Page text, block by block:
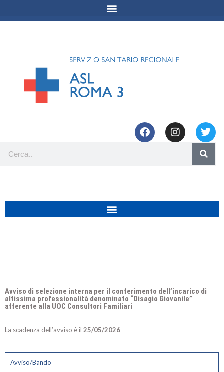
Avviso di selezione interna per il conferimento dell’incarico di
altissima professionalità denominato “Disagio Giovanile”
afferente alla UOC Consultori Familiari
La scadenza dell’avviso è il 25/05/2026
Avviso/Bando